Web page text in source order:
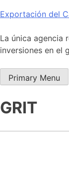
Skip
content
Exportación del
La única agencia
inversiones en el
Primary Menu
GRIT